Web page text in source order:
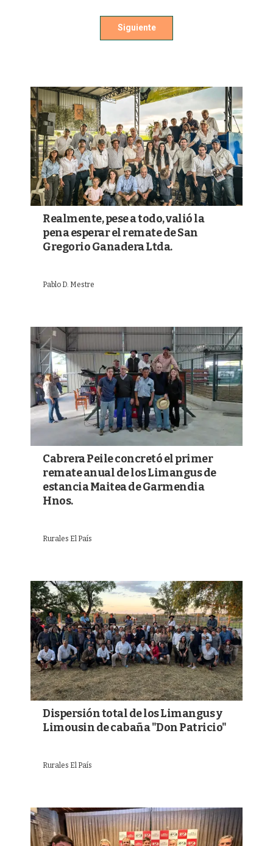
Siguiente
Realmente, pese a todo, valió la
pena esperar el remate de San
Gregorio Ganadera Ltda.
Pablo D. Mestre
Cabrera Peile concretó el primer
remate anual de los Limangus de
estancia Maitea de Garmendia
Hnos.
Rurales El País
Dispersión total de los Limangus y
Limousin de cabaña "Don Patricio"
Rurales El País